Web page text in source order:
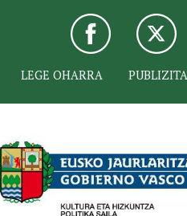
LEGE OHARRA